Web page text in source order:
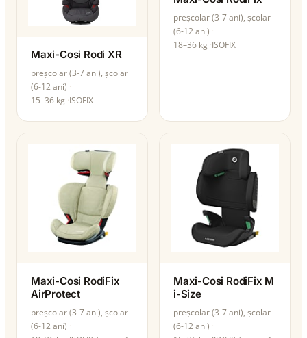
Maxi-Cosi Rodi XR
preșcolar (3-7 ani), școlar
(6-12 ani)
15–36 kg ISOFIX
preșcolar (3-7 ani), școlar
(6-12 ani)
18–36 kg ISOFIX
Maxi-Cosi RodiFix
AirProtect
preșcolar (3-7 ani), școlar
(6-12 ani)
Maxi-Cosi RodiFix M
i-Size
preșcolar (3-7 ani), școlar
(6-12 ani)